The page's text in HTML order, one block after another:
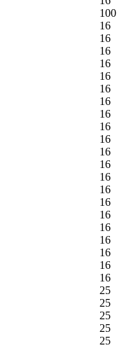
100
16
16
16
16
16
16
16
16
16
16
16
16
16
16
16
16
16
16
16
16
16
25
25
25
25
25